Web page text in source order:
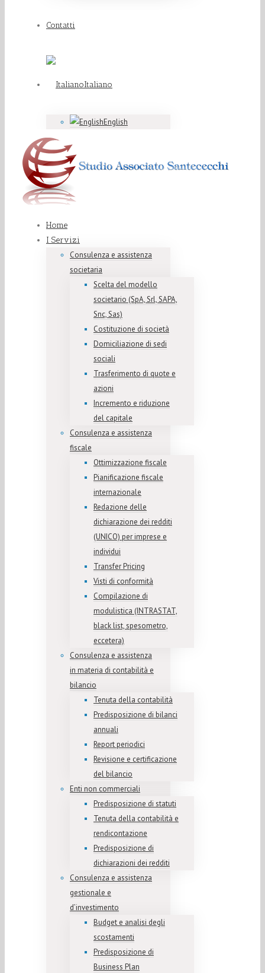
Contatti
Italiano
English
Home
I Servizi
Consulenza e assistenza
societaria
Scelta del modello
societario (SpA, Srl, SAPA,
Snc, Sas)
Costituzione di società
Domiciliazione di sedi
sociali
Trasferimento di quote e
azioni
Incremento e riduzione
del capitale
Consulenza e assistenza
fiscale
Ottimizzazione fiscale
Pianificazione fiscale
internazionale
Redazione delle
dichiarazione dei redditi
(UNICO) per imprese e
individui
Transfer Pricing
Visti di conformità
Compilazione di
modulistica (INTRASTAT,
black list, spesometro,
eccetera)
Consulenza e assistenza
in materia di contabilità e
bilancio
Tenuta della contabilità
Predisposizione di bilanci
annuali
Report periodici
Revisione e certificazione
del bilancio
Enti non commerciali
Predisposizione di statuti
Tenuta della contabilità e
rendicontazione
Predisposizione di
dichiarazioni dei redditi
Consulenza e assistenza
gestionale e
d’investimento
Budget e analisi degli
scostamenti
Predisposizione di
Business Plan